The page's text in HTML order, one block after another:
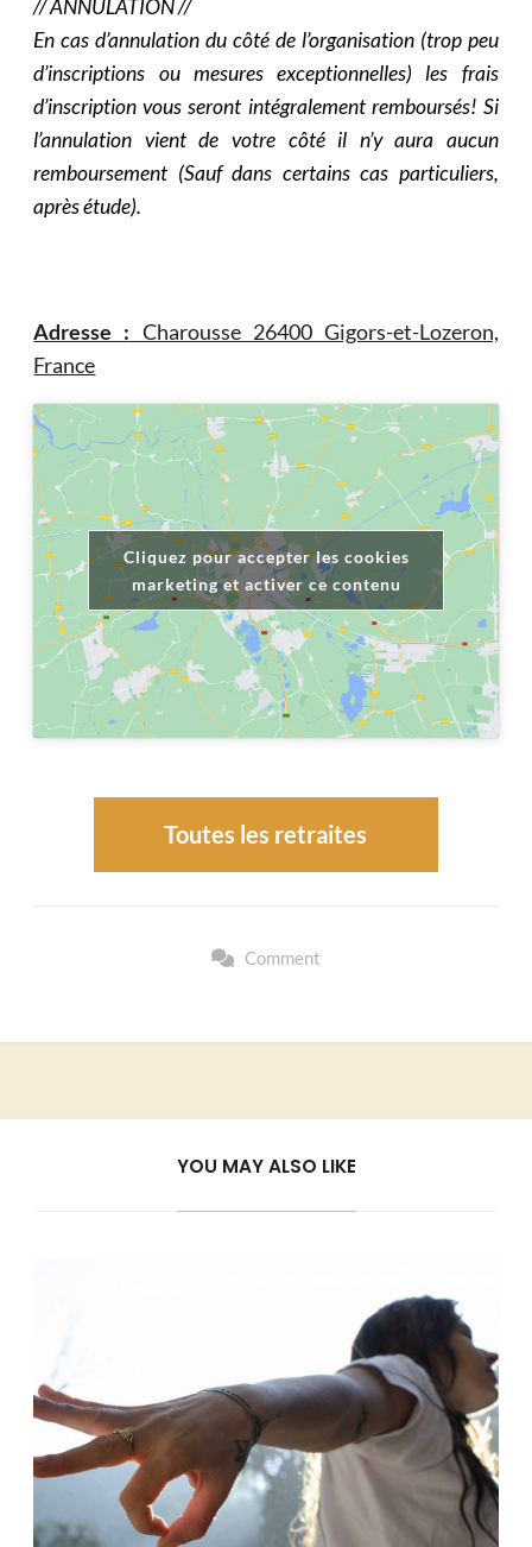
// ANNULATION //
En cas d’annulation du côté de l’organisation (trop peu
d’inscriptions ou mesures exceptionnelles) les frais
d’inscription vous seront intégralement remboursés! Si
l’annulation vient de votre côté il n’y aura aucun
remboursement (Sauf dans certains cas particuliers,
après étude).
Adresse : Charousse 26400 Gigors-et-Lozeron,
France
Cliquez pour accepter les cookies
marketing et activer ce contenu
Toutes les retraites
Comment
YOU MAY ALSO LIKE